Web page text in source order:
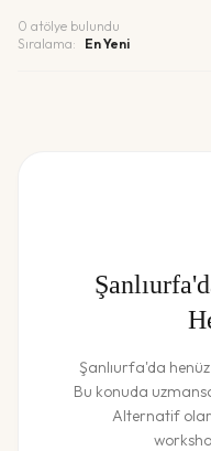
0 atölye bulundu
Sıralama:
Şanlıurfa
Şanlıurfa'da henüz
Bu konuda
Alternatif